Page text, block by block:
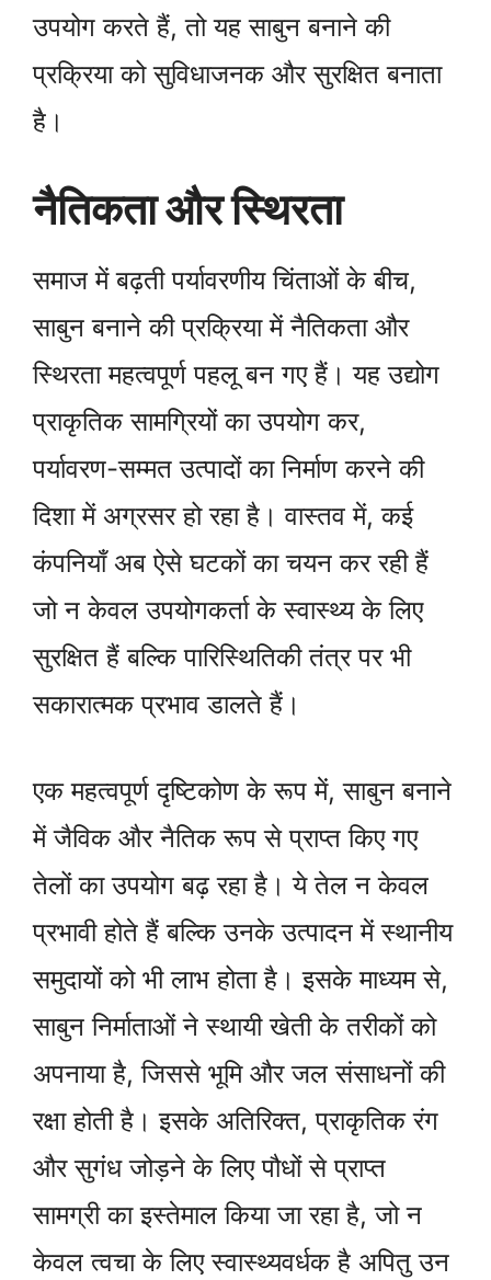
उपयोग करते हैं, तो यह साबुन बनाने की
प्रक्रिया को सुविधाजनक और सुरक्षित बनाता
है।
नैतिकता और स्थिरता
समाज में बढ़ती पर्यावरणीय चिंताओं के बीच,
साबुन बनाने की प्रक्रिया में नैतिकता और
स्थिरता महत्वपूर्ण पहलू बन गए हैं। यह उद्योग
प्राकृतिक सामग्रियों का उपयोग कर,
पर्यावरण-सम्मत उत्पादों का निर्माण करने की
दिशा में अग्रसर हो रहा है। वास्तव में, कई
कंपनियाँ अब ऐसे घटकों का चयन कर रही हैं
जो न केवल उपयोगकर्ता के स्वास्थ्य के लिए
सुरक्षित हैं बल्कि पारिस्थितिकी तंत्र पर भी
सकारात्मक प्रभाव डालते हैं।
एक महत्वपूर्ण दृष्टिकोण के रूप में, साबुन बनाने
में जैविक और नैतिक रूप से प्राप्त किए गए
तेलों का उपयोग बढ़ रहा है। ये तेल न केवल
प्रभावी होते हैं बल्कि उनके उत्पादन में स्थानीय
समुदायों को भी लाभ होता है। इसके माध्यम से,
साबुन निर्माताओं ने स्थायी खेती के तरीकों को
अपनाया है, जिससे भूमि और जल संसाधनों की
रक्षा होती है। इसके अतिरिक्त, प्राकृतिक रंग
और सुगंध जोड़ने के लिए पौधों से प्राप्त
सामग्री का इस्तेमाल किया जा रहा है, जो न
केवल त्वचा के लिए स्वास्थ्यवर्धक है अपितु उन